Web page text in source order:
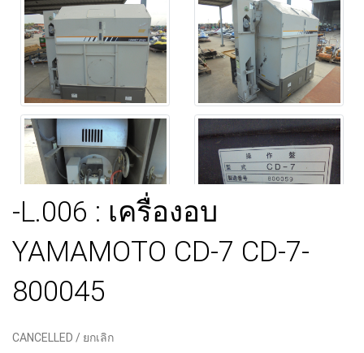
-L.006 : เครื่องอบ
YAMAMOTO CD-7 CD-7-
800045
CANCELLED / ยกเลิก